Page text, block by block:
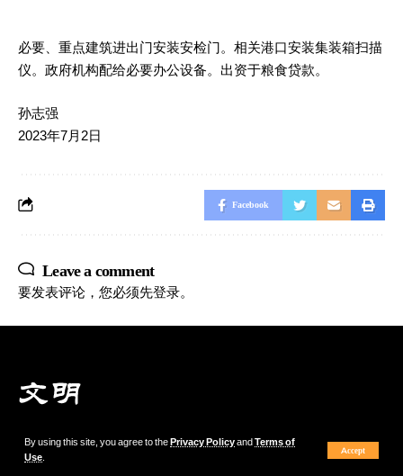
By using this site, you agree to thePrivacy PolicyandTerms of
Use.
Accept
必要、重点建筑进出门安装安检门。相关港口安装集装箱扫描
仪。政府机构配给必要办公设备。出资于粮食贷款。
孙志强
2023年7月2日
Facebook
Leave a comment
要发表评论，您必须先登录。
© 2023 Copyright Tictoc.cn. All Rights reserved.本站文章原创，欢迎跟帖。转载需
附原始链接 Designed by 18911585828 孙志强 suntictoc@189.cn